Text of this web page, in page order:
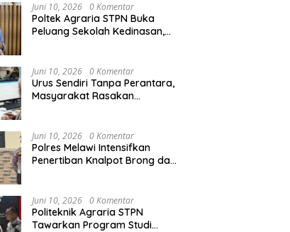
Juni 10, 2026 0 Komentar
Poltek Agraria STPN Buka
Peluang Sekolah Kedinasan,
Agraria/Pertanahan dan Tata
Ruang
Juni 10, 2026 0 Komentar
Urus Sendiri Tanpa Perantara,
Masyarakat Rasakan
Juni 10, 2026 0 Komentar
Polres Melawi Intensifkan
Penertiban Knalpot Brong dan
Juni 10, 2026 0 Komentar
Politeknik Agraria STPN
Tawarkan Program Studi